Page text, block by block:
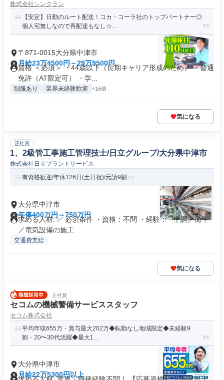
株式会社シンクラン
【安定】日勤のルート配送！コカ・コーラ社のトップパートナー◎
個人宅無しなので再配達もなし☆...
〒871-0015大分県中津市
月給23万4500円～29万9500円
資格 ＜必須＞ ・44歳以下（長期キャリア形成のため） ・普通
免許（AT限定可） ・学...
制服あり 業界未経験歓迎 +16個
気になる
正社員
1、2級管工事施工管理技士/日立グループ/大分県中津市
株式会社日立プラントサービス
有資格歓迎/年休126日(土日祝)/元請9割
大分県中津市
年俸400万円～750万円
求める人材: ✅ 必須条件 ・資格：不問 ・経験： - 空調／衛生
／電気設備の施工...
交通費支給
気になる
正社員
セコムの機械警備サービススタッフ
セコム株式会社
平均年収655万・賞与最大202万◆転勤なし地域限定◆未経験9
割・20〜30代活躍◆最大1...
大分県中津市
月給22万5300円以上